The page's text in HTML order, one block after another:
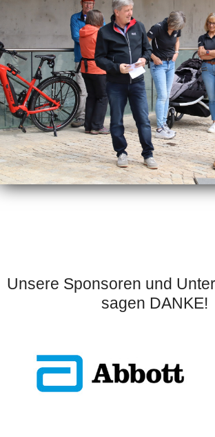
Unsere Sponsoren und
sagen DANKE!